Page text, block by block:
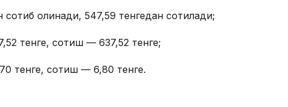
олинади, 547,59 тенгедан сотилади;
тенге, сотиш — 637,52 тенге;
тенге, сотиш — 6,80 тенге.